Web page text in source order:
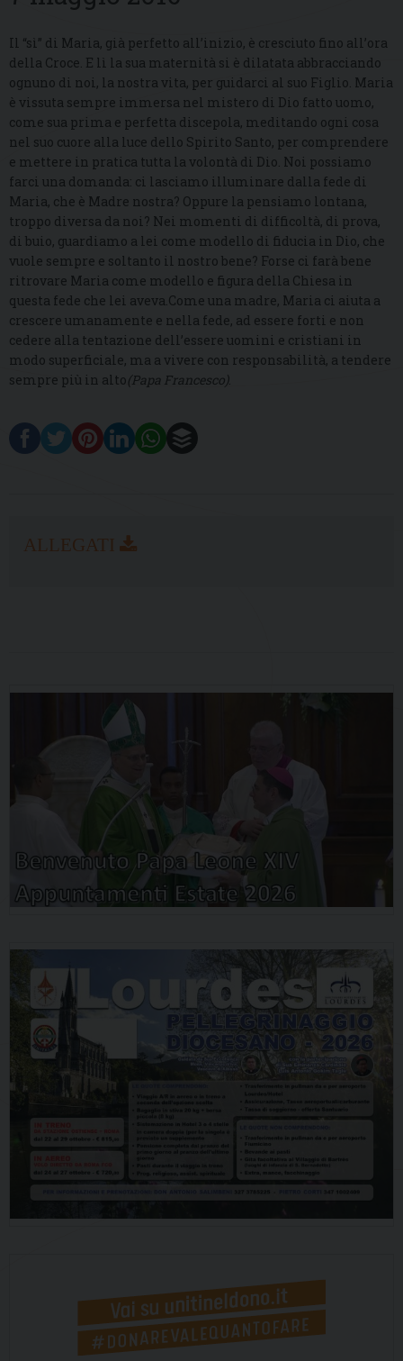
Il “sì” di Maria, già perfetto all’inizio, è cresciuto fino all’ora
della Croce. E lì la sua maternità si è dilatata abbracciando
ognuno di noi, la nostra vita, per guidarci al suo Figlio. Maria
è vissuta sempre immersa nel mistero di Dio fatto uomo,
come sua prima e perfetta discepola, meditando ogni cosa
nel suo cuore alla luce dello Spirito Santo, per comprendere
e mettere in pratica tutta la volontà di Dio. Noi possiamo
farci una domanda: ci lasciamo illuminare dalla fede di
Maria, che è Madre nostra? Oppure la pensiamo lontana,
troppo diversa da noi? Nei momenti di difficoltà, di prova,
di buio, guardiamo a lei come modello di fiducia in Dio, che
vuole sempre e soltanto il nostro bene? Forse ci farà bene
ritrovare Maria come modello e figura della Chiesa in
questa fede che lei aveva.Come una madre, Maria ci aiuta a
crescere umanamente e nella fede, ad essere forti e non
cedere alla tentazione dell’essere uomini e cristiani in
modo superficiale, ma a vivere con responsabilità, a tendere
sempre più in alto(Papa Francesco).